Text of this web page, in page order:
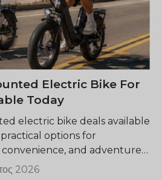
Electric Bike For
Today
electric bike deals available
options for
and adventure
to identify genuine long-
2026